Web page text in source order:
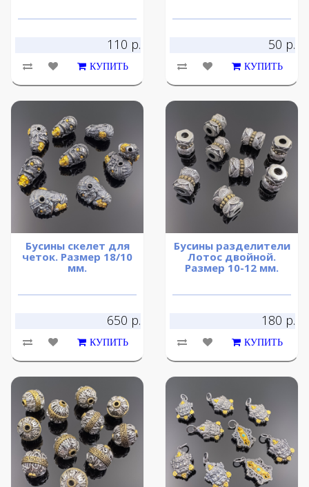
110 р.
КУПИТЬ
50 р.
КУПИТЬ
Бусины скелет для
четок. Размер 18/10
мм.
650 р.
КУПИТЬ
Бусины разделители
Лотос двойной.
Размер 10-12 мм.
180 р.
КУПИТЬ